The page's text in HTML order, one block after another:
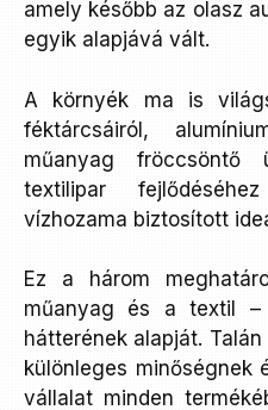
amely később az olasz
egyik alapjává vált.
A környék ma is
féktárcsáiról,
műanyag fröccsöntő
textilipar
vízhozama biztosított
Ez a három
műanyag és a textil –
hátterének alapját.
különleges minőségnek
vállalat minden